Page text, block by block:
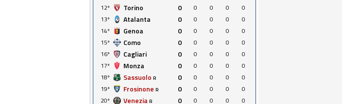
12º
Torino 0 0 0 0
0
13º
Atalanta 0 0 0 0
0
14º
Genoa 0 0 0 0
0
15º
Como 0 0 0 0
0
16º
Cagliari 0 0 0 0
0
17º
Monza 0 0 0 0
0
18º
Sassuolo R 0 0 0 0
0
19º
Frosinone R 0 0 0 0
0
20º
Venezia R 0 0 0 0 0